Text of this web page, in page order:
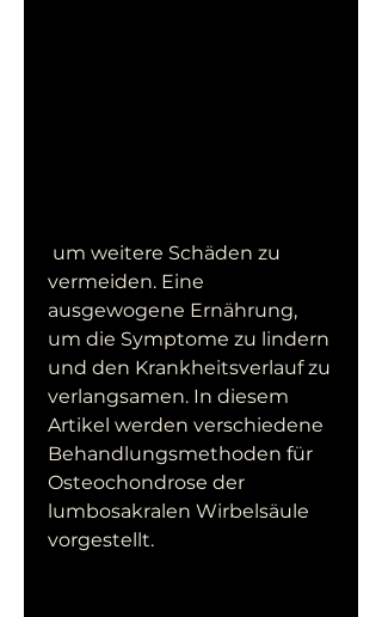
vermeiden. Eine
ausgewogene Ernährung,
um die Symptome zu lindern
und den Krankheitsverlauf zu
verlangsamen. In diesem
Artikel werden verschiedene
Behandlungsmethoden für
Osteochondrose der
lumbosakralen Wirbelsäule
vorgestellt.